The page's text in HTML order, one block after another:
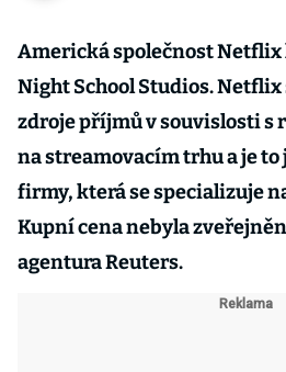
Americká společnost
Night School Studios.
zdroje příjmů v souvislosti s
na streamovacím trhu a je
firmy, která se specializuje
Kupní cena nebyla
agentura Reuters.